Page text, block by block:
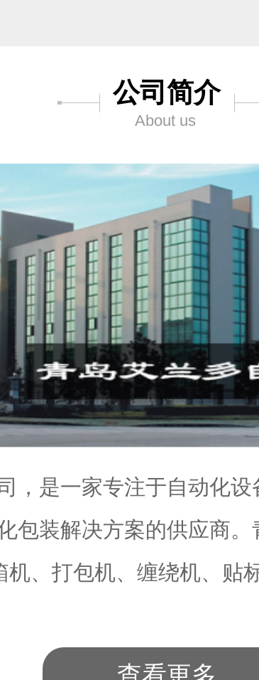
公司简介
About us
，是一家专注于自动化
包装解决方案的供应商
机、打包机、缠绕机、贴